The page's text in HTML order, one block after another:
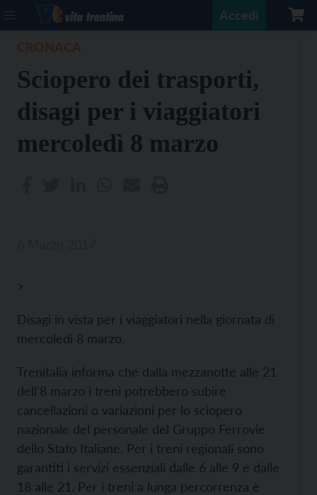
Accedi
Sciopero dei trasporti,
disagi per i viaggiatori
mercoledì 8 marzo
>
Disagi in vista per i viaggiatori nella giornata di
mercoledì 8 marzo.
Trenitalia informa che dalla mezzanotte alle 21
dell’8 marzo i treni potrebbero subire
cancellazioni o variazioni per lo sciopero
nazionale del personale del Gruppo Ferrovie
dello Stato Italiane. Per i treni regionali sono
garantiti i servizi essenziali dalle 6 alle 9 e dalle
18 alle 21. Per i treni a lunga percorrenza è